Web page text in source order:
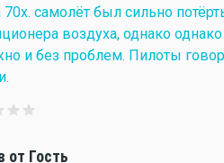
70х. самолёт был сильно
воздуха, однако однако
и без проблем. Пилоты
от Гость